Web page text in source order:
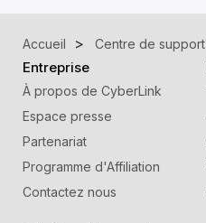
Accueil Centre de support
Entreprise
À propos de CyberLink
Espace presse
Partenariat
Programme d'Affiliation
Contactez nous